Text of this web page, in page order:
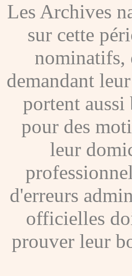
Les Archives
sur cette
nominatifs,
demandant
portent aussi
pour des
leur
d'erreurs
officielles
prouver leur